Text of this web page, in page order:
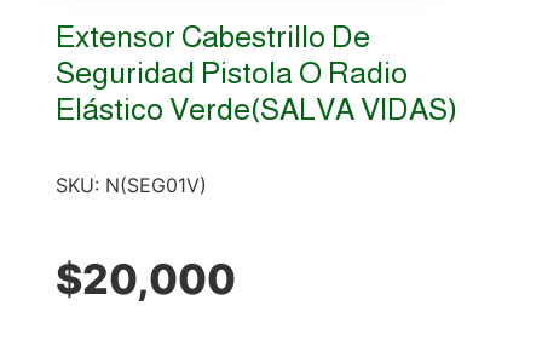
Extensor Cabestrillo De
Seguridad Pistola O Radio
Elástico Verde(SALVA VIDAS)
SKU: N(SEG01V)
$20,000